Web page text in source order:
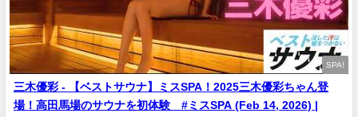
SPA!
三木優彩 - 【ベストサウナ】ミスSPA！2025三木優彩ちゃん登
場！高田馬場のサウナを初体験 #ミスSPA (Feb 14, 2026) |